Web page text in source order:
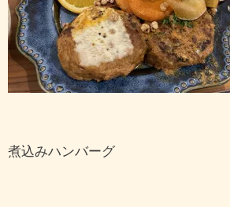
煮込みハンバーグ